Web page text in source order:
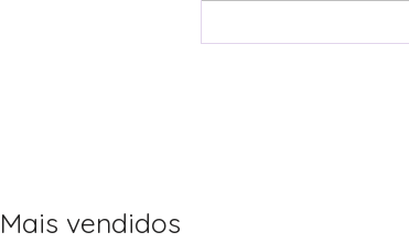
Mais vendidos